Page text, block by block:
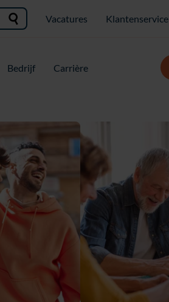
Vacatures Klantenservice
Bedrijf Carrière